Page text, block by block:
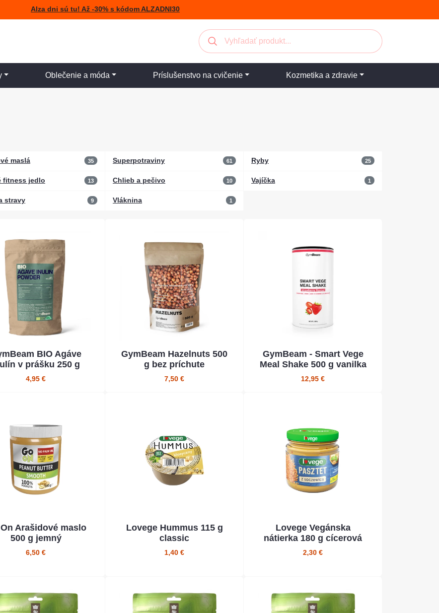
Alza dni sú tu! Až -30% s kódom ALZADNI30
Oblečenie a móda Príslušenstvo na cvičenie Kozmetika a zdravie
maslá 35 Superpotraviny 61 Ryby 25
fitness jedlo 13 Chlieb a pečivo 10 Vajíčka 1
stravy 9 Vláknina 1
BIO Agáve
v prášku 250 g
4,95 €
GymBeam Hazelnuts 500
g bez príchute
7,50 €
GymBeam - Smart Vege
Meal Shake 500 g vanilka
12,95 €
Arašidové maslo
500 g jemný
6,50 €
Lovege Hummus 115 g
classic
1,40 €
Lovege Vegánska
nátierka 180 g cícerová
2,30 €